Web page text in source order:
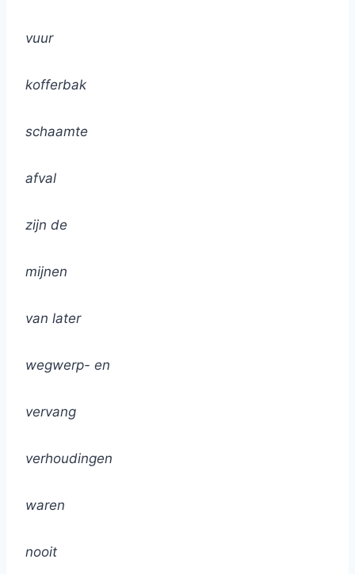
vuur
kofferbak
schaamte
afval
zijn de
mijnen
van later
wegwerp- en
vervang
verhoudingen
waren
nooit